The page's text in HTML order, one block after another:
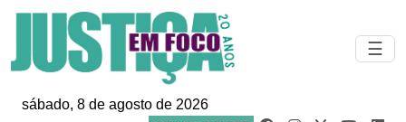
☰
sábado, 8 de agosto de 2026